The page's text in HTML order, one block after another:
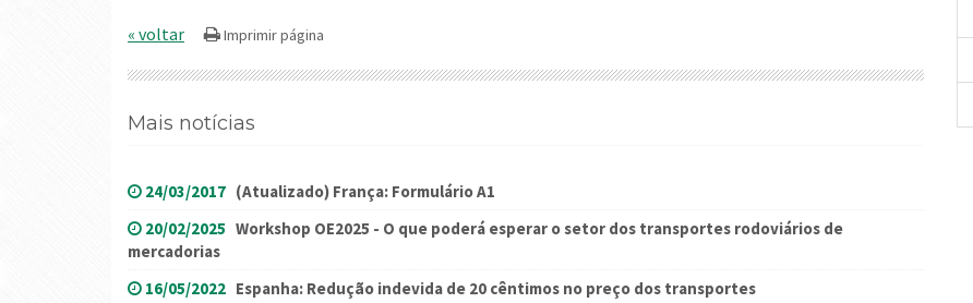
« voltar
Mais notícias
24/03/2017 (Atualizado) França: Formulário A1
20/02/2025 Workshop OE2025 - O que poderá esperar o setor dos transportes rodoviários de
mercadorias
16/05/2022 Espanha: Redução indevida de 20 cêntimos no preço dos transportes